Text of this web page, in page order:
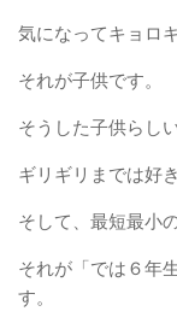
気になってキョロ
それが子供です。
そうした子供らし
ギリギリまでは好
そして、最短最小
それが「では６年
す。